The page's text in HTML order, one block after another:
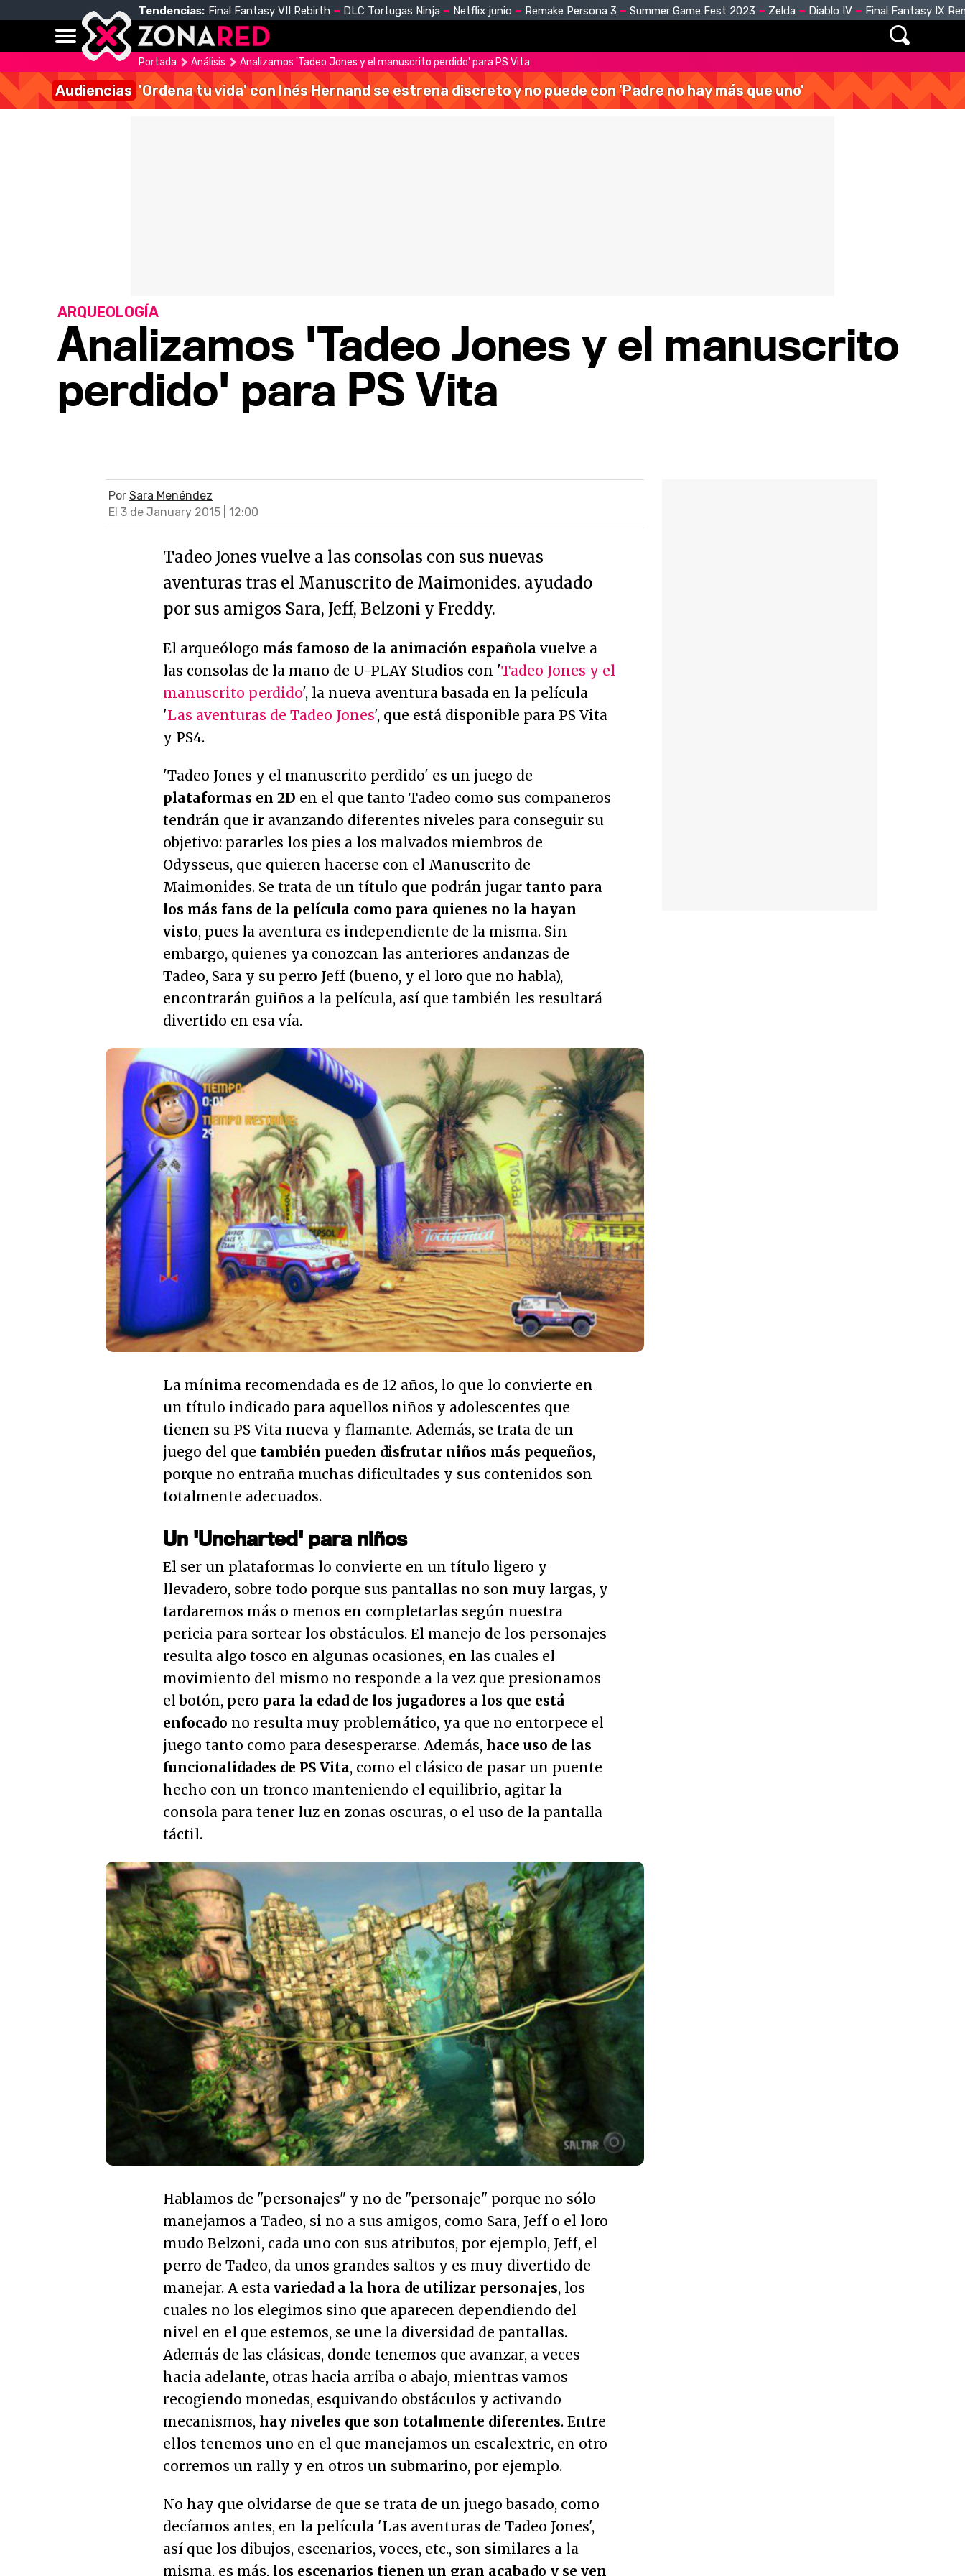
Tendencias: Final Fantasy VII Rebirth DLC Tortugas Ninja Netflix junio Remake Persona 3 Summer Game Fest 2023 Zelda Diablo IV Final Fantasy IX
Portada Análisis Analizamos 'Tadeo Jones y el manuscrito perdido' para PS Vita
Audiencias 'Ordena tu vida' con Inés Hernand se estrena discreto y no puede con 'Padre no hay más que uno'
Analizamos 'Tadeo Jones y el manuscrito
perdido' para PS Vita
ARQUEOLOGÍA
Por Sara Menéndez
El 3 de January 2015 | 12:00
Tadeo Jones vuelve a las consolas con sus nuevas
aventuras tras el Manuscrito de Maimonides. ayudado
por sus amigos Sara, Jeff, Belzoni y Freddy.
El arqueólogo más famoso de la animación española vuelve a
las consolas de la mano de U-PLAY Studios con 'Tadeo Jones y el
manuscrito perdido', la nueva aventura basada en la película
'Las aventuras de Tadeo Jones', que está disponible para PS Vita
y PS4.
'Tadeo Jones y el manuscrito perdido' es un juego de
plataformas en 2D en el que tanto Tadeo como sus compañeros
tendrán que ir avanzando diferentes niveles para conseguir su
objetivo: pararles los pies a los malvados miembros de
Odysseus, que quieren hacerse con el Manuscrito de
Maimonides. Se trata de un título que podrán jugar tanto para
los más fans de la película como para quienes no la hayan
visto, pues la aventura es independiente de la misma. Sin
embargo, quienes ya conozcan las anteriores andanzas de
Tadeo, Sara y su perro Jeff (bueno, y el loro que no habla),
encontrarán guiños a la película, así que también les resultará
divertido en esa vía.
La mínima recomendada es de 12 años, lo que lo convierte en
un título indicado para aquellos niños y adolescentes que
tienen su PS Vita nueva y flamante. Además, se trata de un
juego del que también pueden disfrutar niños más pequeños,
porque no entraña muchas dificultades y sus contenidos son
totalmente adecuados.
Un 'Uncharted' para niños
El ser un plataformas lo convierte en un título ligero y
llevadero, sobre todo porque sus pantallas no son muy largas, y
tardaremos más o menos en completarlas según nuestra
pericia para sortear los obstáculos. El manejo de los personajes
resulta algo tosco en algunas ocasiones, en las cuales el
movimiento del mismo no responde a la vez que presionamos
el botón, pero para la edad de los jugadores a los que está
enfocado no resulta muy problemático, ya que no entorpece el
juego tanto como para desesperarse. Además, hace uso de las
funcionalidades de PS Vita, como el clásico de pasar un puente
hecho con un tronco manteniendo el equilibrio, agitar la
consola para tener luz en zonas oscuras, o el uso de la pantalla
táctil.
Hablamos de "personajes" y no de "personaje" porque no sólo
manejamos a Tadeo, si no a sus amigos, como Sara, Jeff o el loro
mudo Belzoni, cada uno con sus atributos, por ejemplo, Jeff, el
perro de Tadeo, da unos grandes saltos y es muy divertido de
manejar. A esta variedad a la hora de utilizar personajes, los
cuales no los elegimos sino que aparecen dependiendo del
nivel en el que estemos, se une la diversidad de pantallas.
Además de las clásicas, donde tenemos que avanzar, a veces
hacia adelante, otras hacia arriba o abajo, mientras vamos
recogiendo monedas, esquivando obstáculos y activando
mecanismos, hay niveles que son totalmente diferentes. Entre
ellos tenemos uno en el que manejamos un escalextric, en otro
corremos un rally y en otros un submarino, por ejemplo.
No hay que olvidarse de que se trata de un juego basado, como
decíamos antes, en la película 'Las aventuras de Tadeo Jones',
así que los dibujos, escenarios, voces, etc., son similares a la
misma, es más, los escenarios tienen un gran acabado y se ven